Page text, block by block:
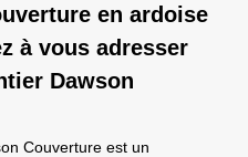
en ardoise
à vous adresser
Dawson
Couverture est un